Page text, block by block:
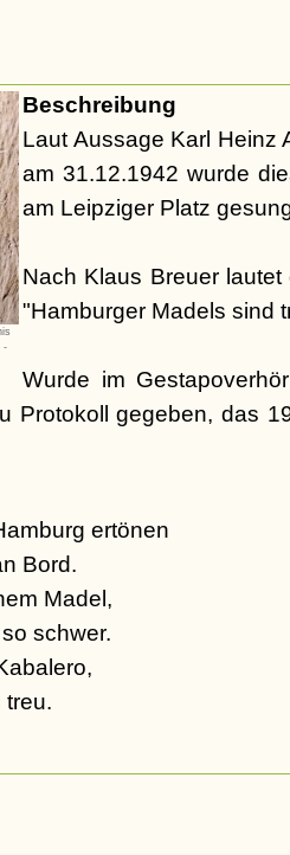
-
Beschreibung
Laut Aussage Karl Heinz
am 31.12.1942 wurde
am Leipziger Platz
Nach Klaus Breuer
"Hamburger Madels sind
Wurde im
Protokoll gegeben, das
ertönen
Bord.
Madel,
schwer.
treu.